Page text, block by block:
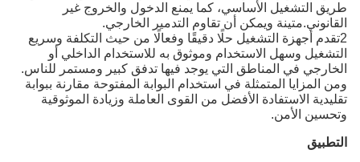
الأساسي، كما يمنع الدخول والخروج غير
ويمكن أن تقاوم التدمير الخارجي.
التشغيل حلًا دقيقًا وفعالًا من حيث التكلفة وسريع
الاستخدام وموثوق به للاستخدام الداخلي أو
المناطق التي يوجد فيها تدفق كبير ومستمر للناس.
المتمثلة في استخدام البوابة المفتوحة مقارنة ببوابة
الأفضل من القوى العاملة وزيادة الموثوقية